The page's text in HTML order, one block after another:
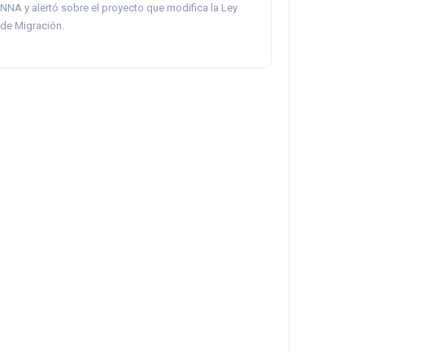
NNA y alertó sobre el proyecto que modifica la Ley
de Migración.